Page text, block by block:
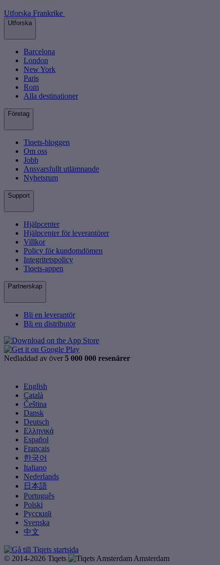
Utforska Frankrike
Utforska
Barcelona
London
New York
Paris
Rom
Alla destinationer
Företag
Tiqets-bloggen
Om oss
Jobb
Ansvarsfullt utlämnande
Nyhetsrum
Support
Hjälpcenter
Hjälpcenter för leverantörer
Villkor
Policy för kundomdömen
Integritetspolicy
Tiqets-appen
Partnerskap
Bli en leverantör
Bli en distributör
Nedladdad av över 5 000 000 resenärer
English
Català
Čeština
Dansk
Deutsch
Ελληνικά
Español
Français
한국어
Italiano
Nederlands
日本語
Português
Polski
Русский
Svenska
中文
© 2014-2026 Tiqets
Amsterdam